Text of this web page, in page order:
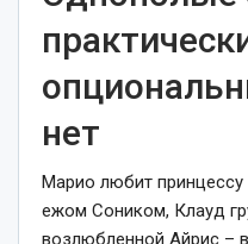
нет
Марио любит
ежом Соником, Клауд
возлюбленной Айрис –